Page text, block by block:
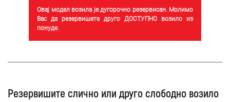
Овај модел возила је дугорочно резервисан. Молимо
Вас да резервишете друго ДОСТУПНО возило из
понуде.
Резервишите слично или друго слободно возило